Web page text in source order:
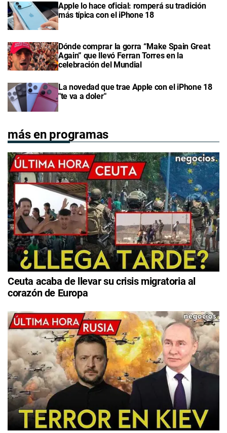
Apple lo hace oficial: romperá su tradición
más típica con el iPhone 18
Dónde comprar la gorra “Make Spain Great
Again” que llevó Ferran Torres en la
celebración del Mundial
La novedad que trae Apple con el iPhone 18
"te va a doler"
más en programas
Ceuta acaba de llevar su crisis migratoria al
corazón de Europa